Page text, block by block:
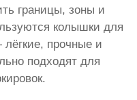
границы, зоны и
колышки для
лёгкие, прочные и
подходят для